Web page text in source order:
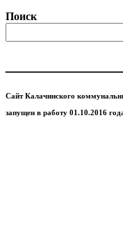
Поиск
Сайт Калачинского
запущен в работу 01.10.2016